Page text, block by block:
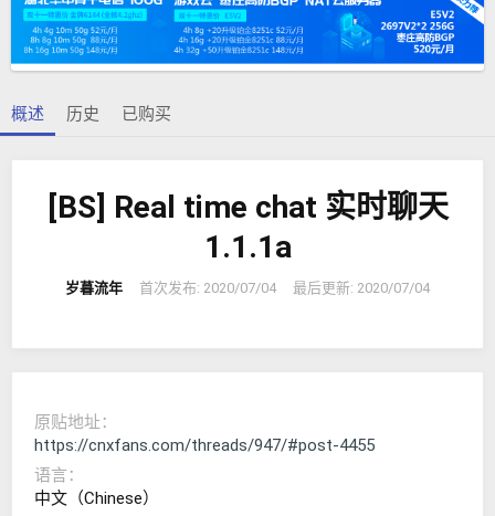
期
概述 历史 已购买
[BS] Real time chat 实时聊天
1.1.1a
岁暮流年 首次发布: 2020/07/04 最后更新: 2020/07/04
原贴地址
https://cnxfans.com/threads/947/#post-4455
语言
中文（Chinese）